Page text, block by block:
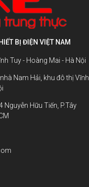
BỊ ĐIỆN VIỆT NAM
Tuy - Hoàng Mai - Hà Nội
Nam Hải, khu đô thị Vĩnh
Nguyễn Hữu Tiến, P.Tây